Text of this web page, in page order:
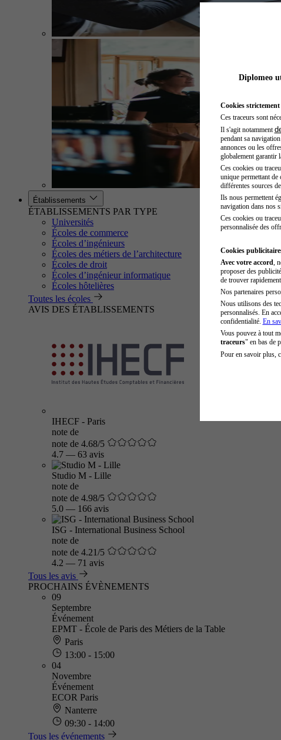
Établissements
ÉTABLISSEMENTS PAR TYPE
Universités
Écoles de commerce
Écoles d’ingénieurs
Écoles des métiers de l’architecture
Écoles de droit
Écoles d’ingénieur informatique
Écoles hôtelières
Toutes les écoles
AVIS DES ÉTABLISSEMENTS
IHECF - Paris
note de
note de 4.68/5
4.7 — 63 avis
Studio M - Lille
note de
note de 4.98/5
5.0 — 166 avis
ISG - International Business School
note de
note de 4.21/5
4.2 — 71 avis
Tous les avis
PROCHAINS ÉVÈNEMENTS
09
Septembre
Événement
EPMT - École de Paris des Métiers de la Table
Paris
13:00 - 15:00
04
Novembre
Événement
ECOR Paris
Nanterre
09:30 - 14:00
Tous les événements
Diplomeo
Cookies strictement
Ces traceurs sont
Il s'agit notamment
pendant sa
annonces ou les
globalement garantir
Ces cookies ou
unique permettant
différentes sources
Ils nous permettent
navigation dans nos
Ces cookies ou
personnalisée des
Cookies
Avec votre accord ,
proposer des
de trouver
Nos partenaires
Nous utilisons des
personnalisés. En
confidentialité. En
Vous pouvez à tout
traceurs" en bas de
Pour en savoir plus,